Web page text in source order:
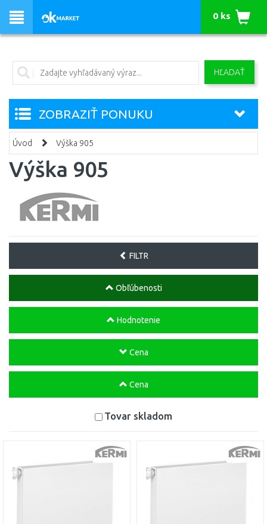
HĽADAŤ
0 ks
ZOBRAZIŤ PONUKU
Úvod Výška 905
Výška 905
FILTR
Obľúbenosti
Hodnotenie
Cena
Cena
Tovar skladom